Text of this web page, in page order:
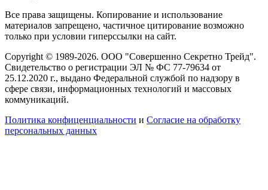
Все права защищены. Копирование и использование
материалов запрещено, частичное цитирование возможно
только при условии гиперссылки на сайт.
Copyright © 1989-2026. ООО "Совершенно Секретно Трейд".
Свидетельство о регистрации ЭЛ № ФС 77-79634 от
25.12.2020 г., выдано Федеральной службой по надзору в
сфере связи, информационных технологий и массовых
коммуникаций.
Политика конфиценциальности и Согласие на обработку
персональных данных